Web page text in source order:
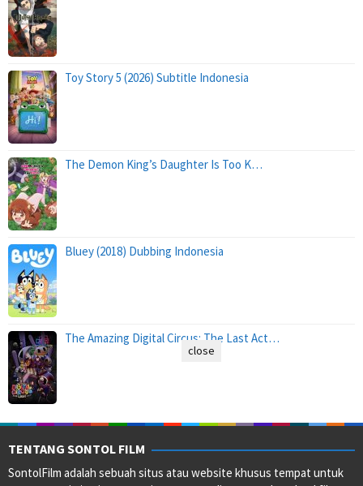
Toy Story 5 (2026) Subtitle Indonesia
The Demon King’s Daughter Is Too K…
Bluey (2018) Dubbing Indonesia
The Amazing Digital Circus: The Last Act…
TENTANG SONTOL FILM
SontolFilm adalah sebuah situs atau website khusus tempat untuk
close